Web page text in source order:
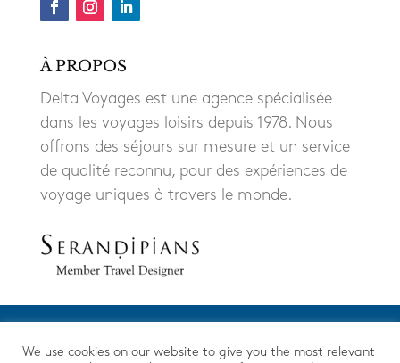
À PROPOS
Delta Voyages est une agence spécialisée
dans les voyages loisirs depuis 1978. Nous
offrons des séjours sur mesure et un service
de qualité reconnu, pour des expériences de
voyage uniques à travers le monde.
We use cookies on our website to give you the most relevant